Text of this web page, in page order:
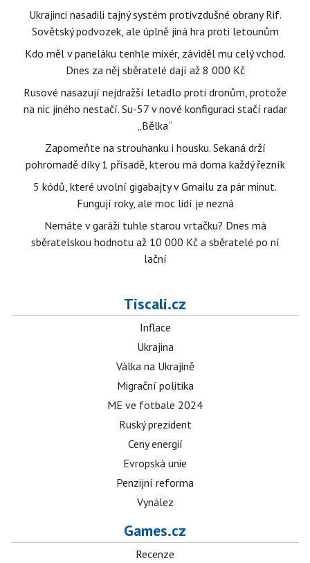
Ukrajinci nasadili tajný systém protivzdušné obrany Rif.
Sovětský podvozek, ale úplně jiná hra proti letounům
Kdo měl v paneláku tenhle mixér, záviděl mu celý vchod.
Dnes za něj sběratelé dají až 8 000 Kč
Rusové nasazují nejdražší letadlo proti dronům, protože
na nic jiného nestačí. Su-57 v nové konfiguraci stačí radar
„Bělka“
Zapomeňte na strouhanku i housku. Sekaná drží
pohromadě díky 1 přísadě, kterou má doma každý řezník
5 kódů, které uvolní gigabajty v Gmailu za pár minut.
Fungují roky, ale moc lidí je nezná
Nemáte v garáži tuhle starou vrtačku? Dnes má
sběratelskou hodnotu až 10 000 Kč a sběratelé po ní
lační
Tiscali.cz
Inflace
Ukrajina
Válka na Ukrajině
Migrační politika
ME ve fotbale 2024
Ruský prezident
Ceny energií
Evropská unie
Penzijní reforma
Vynález
Games.cz
Recenze